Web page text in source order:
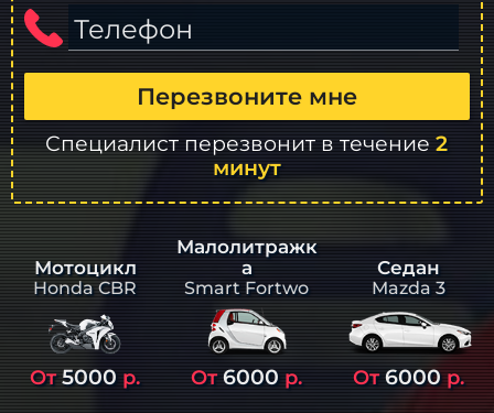
Телефон
Перезвоните мне
Специалист перезвонит в течение2
минут
Мотоцикл
Honda CBR
От5000 р.
Малолитражк
а
Smart Fortwo
От6000р.
Седан
Mazda 3
От6000р.